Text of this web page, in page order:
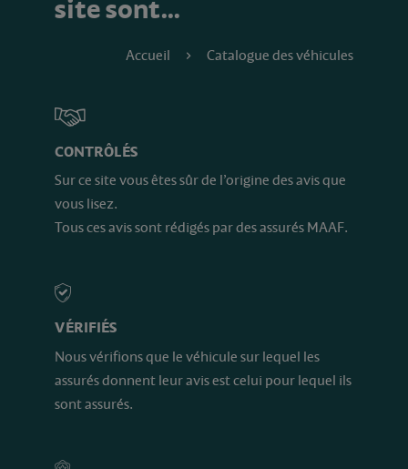
site sont…
Accueil Catalogue des véhicules
CONTRÔLÉS
Sur ce site vous êtes sûr de l’origine des avis que
vous lisez.
Tous ces avis sont rédigés par des assurés MAAF.
VÉRIFIÉS
Nous vérifions que le véhicule sur lequel les
assurés donnent leur avis est celui pour lequel ils
sont assurés.